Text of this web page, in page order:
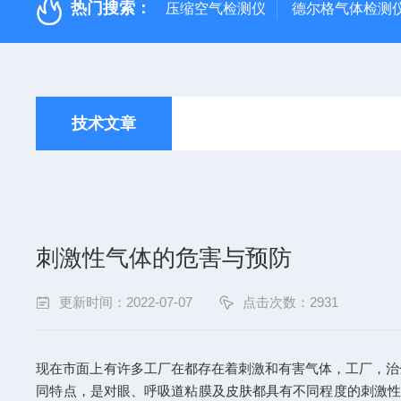
热门搜索： 压缩空气检测仪 德尔格气体检测
技术文章
刺激性气体的危害与预防
更新时间：2022-07-07 点击次数：2931
现在市面上有许多工厂在都存在着刺激和有害气体，工厂，
同特点，是对眼、呼吸道粘膜及皮肤都具有不同程度的刺激